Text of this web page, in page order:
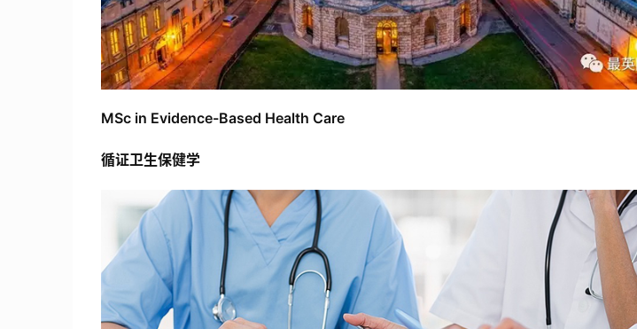
MSc in Evidence-Based Health Care
循证卫生保健学